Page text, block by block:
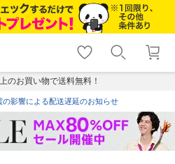
shopping_cart lock_outline
ログイン
のお買い物で送料無料！
影響による配送遅延のお知らせ